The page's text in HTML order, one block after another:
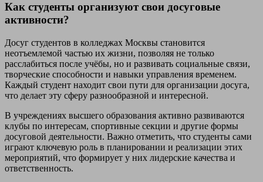
Как студенты организуют свои досуговые
активности?
Досуг студентов в колледжах Москвы становится
неотъемлемой частью их жизни, позволяя не только
расслабиться после учёбы, но и развивать социальные связи,
творческие способности и навыки управления временем.
Каждый студент находит свои пути для организации досуга,
что делает эту сферу разнообразной и интересной.
В учреждениях высшего образования активно развиваются
клубы по интересам, спортивные секции и другие формы
досуговой деятельности. Важно отметить, что студенты сами
играют ключевую роль в планировании и реализации этих
мероприятий, что формирует у них лидерские качества и
ответственность.